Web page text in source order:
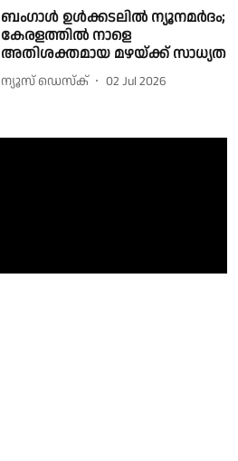
ബംഗാൾ ഉൾക്കടലിൽ ന്യൂനമർദം;
കേരളത്തിൽ നാളെ
അതിശക്തമായ മഴയ്ക്ക് സാധ്യത
ന്യൂസ് ഡെസ്ക് 02 Jul 2026